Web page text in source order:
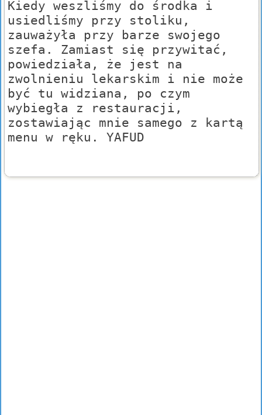
Kiedy weszliśmy do środka i
usiedliśmy przy stoliku,
zauważyła przy barze swojego
szefa. Zamiast się przywitać,
powiedziała, że jest na
zwolnieniu lekarskim i nie może
być tu widziana, po czym
wybiegła z restauracji,
zostawiając mnie samego z kartą
menu w ręku. YAFUD